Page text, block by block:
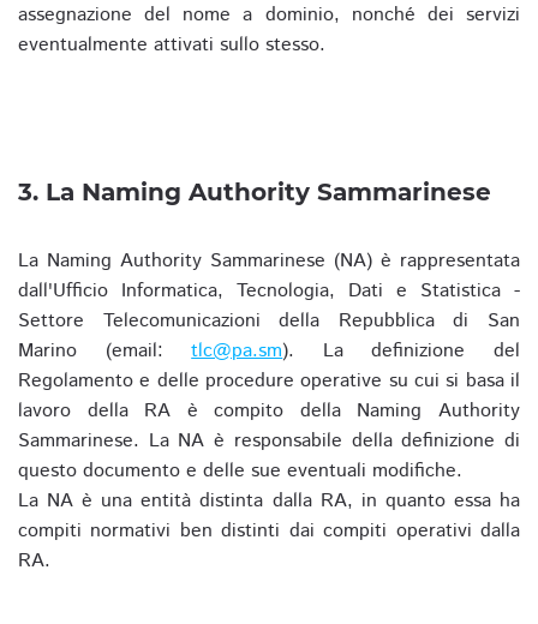
assegnazione del nome a dominio, nonché dei servizi
eventualmente attivati sullo stesso.
3. La Naming Authority Sammarinese
La Naming Authority Sammarinese (NA) è rappresentata
dall'Ufficio Informatica, Tecnologia, Dati e Statistica -
Settore Telecomunicazioni della Repubblica di San
Marino (email:tlc@pa.sm). La definizione del
Regolamento e delle procedure operative su cui si basa il
lavoro della RA è compito della Naming Authority
Sammarinese. La NA è responsabile della definizione di
questo documento e delle sue eventuali modifiche.
La NA è una entità distinta dalla RA, in quanto essa ha
compiti normativi ben distinti dai compiti operativi dalla
RA.